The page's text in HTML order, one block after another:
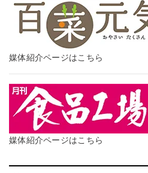
媒体紹介ページはこちら
媒体紹介ページはこちら